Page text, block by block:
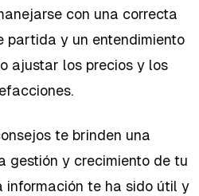
con una correcta
partida y un entendimiento
ajustar los precios y los
te brinden una
gestión y crecimiento de tu
información te ha sido útil y